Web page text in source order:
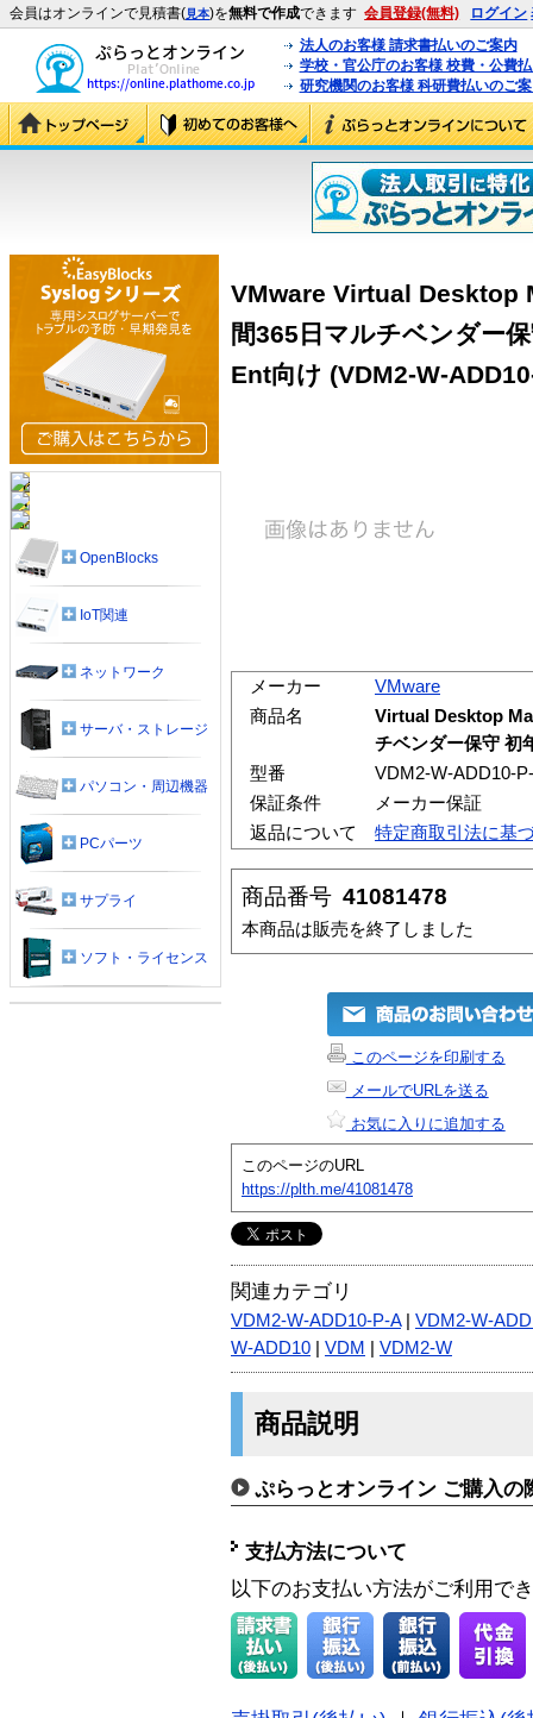
会員はオンラインで見積書(見本)を無料で作成できます 会員登録(無料) ログイン
法人のお客様 請求書払いのご案内
学校・官公庁のお客様 校費・公費
研究機関のお客様 科研費払いのご
VMware Virtual Desktop
間365日マルチベンダー
Ent向け (VDM2-W-
メーカー
VMware
商品名
Virtual Desktop
チベンダー保守 初
型番
VDM2-W-ADD10-
保証条件
メーカー保証
返品について
特定商取引法に基
商品番号 41081478
本商品は販売を終了しました
このページを印刷する
メールでURLを送る
お気に入りに追加する
このページのURL
https://plth.me/41081478
関連カテゴリ
VDM2-W-ADD10-P-A| VDM2-W-
W-ADD10
VDM VDM2-W
商品説明
ぷらっとオンライン ご購入の
支払方法について
以下のお支払い方法がご利用で
OpenBlocks
IoT関連
ネットワーク
サーバ・ストレージ
パソコン・周辺機器
PCパーツ
サプライ
ソフト・ライセンス